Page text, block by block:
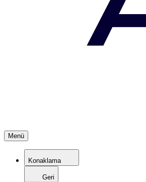
Menü
Konaklama
Geri